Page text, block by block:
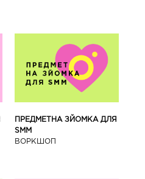
ПРЕДМЕТНА ЗЙОМКА ДЛЯ
SMM
ВОРКШОП